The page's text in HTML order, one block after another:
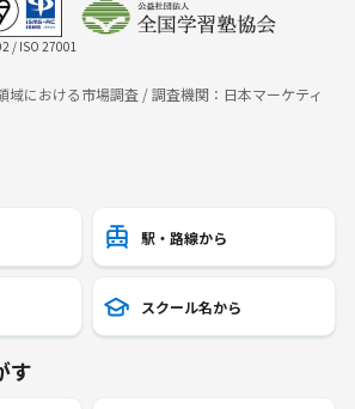
/ ISO 27001
における市場調査 / 調査機関：日本マーケティ
駅・路線から
スクール名から
す